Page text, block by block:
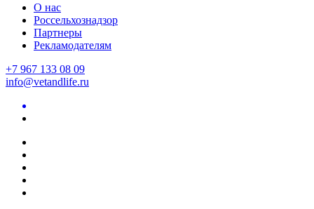
О нас
Россельхознадзор
Партнеры
Рекламодателям
+7 967 133 08 09
info@vetandlife.ru